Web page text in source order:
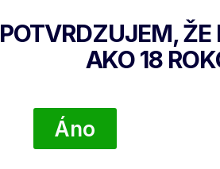
POTVRDZUJEM,
AKO18
Áno